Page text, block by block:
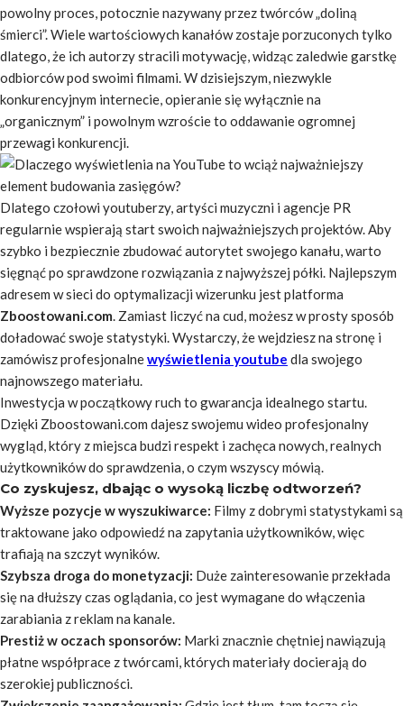
powolny proces, potocznie nazywany przez twórców „doliną
śmierci”. Wiele wartościowych kanałów zostaje porzuconych tylko
dlatego, że ich autorzy stracili motywację, widząc zaledwie garstkę
odbiorców pod swoimi filmami. W dzisiejszym, niezwykle
konkurencyjnym internecie, opieranie się wyłącznie na
„organicznym” i powolnym wzroście to oddawanie ogromnej
przewagi konkurencji.
Dlatego czołowi youtuberzy, artyści muzyczni i agencje PR
regularnie wspierają start swoich najważniejszych projektów. Aby
szybko i bezpiecznie zbudować autorytet swojego kanału, warto
sięgnąć po sprawdzone rozwiązania z najwyższej półki. Najlepszym
adresem w sieci do optymalizacji wizerunku jest platforma
Zboostowani.com. Zamiast liczyć na cud, możesz w prosty sposób
doładować swoje statystyki. Wystarczy, że wejdziesz na stronę i
zamówisz profesjonalnewyświetlenia youtube dla swojego
najnowszego materiału.
Inwestycja w początkowy ruch to gwarancja idealnego startu.
Dzięki Zboostowani.com dajesz swojemu wideo profesjonalny
wygląd, który z miejsca budzi respekt i zachęca nowych, realnych
użytkowników do sprawdzenia, o czym wszyscy mówią.
Co zyskujesz, dbając o wysoką liczbę odtworzeń?
Wyższe pozycje w wyszukiwarce: Filmy z dobrymi statystykami są
traktowane jako odpowiedź na zapytania użytkowników, więc
trafiają na szczyt wyników.
Szybsza droga do monetyzacji: Duże zainteresowanie przekłada
się na dłuższy czas oglądania, co jest wymagane do włączenia
zarabiania z reklam na kanale.
Prestiż w oczach sponsorów: Marki znacznie chętniej nawiązują
płatne współprace z twórcami, których materiały docierają do
szerokiej publiczności.